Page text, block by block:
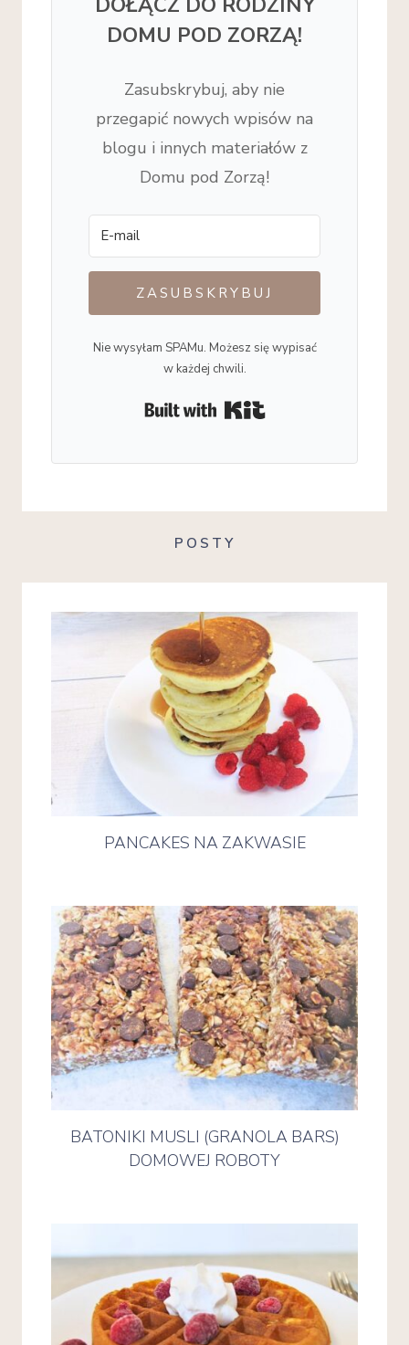
DOMU POD ZORZĄ!
Zasubskrybuj, aby nie
przegapić nowych wpisów na
blogu i innych materiałów z
Domu pod Zorzą!
ZASUBSKRYBUJ
Nie wysyłam SPAMu. Możesz się wypisać
w każdej chwili.
POSTY
PANCAKES NA ZAKWASIE
BATONIKI MUSLI (GRANOLA BARS)
DOMOWEJ ROBOTY